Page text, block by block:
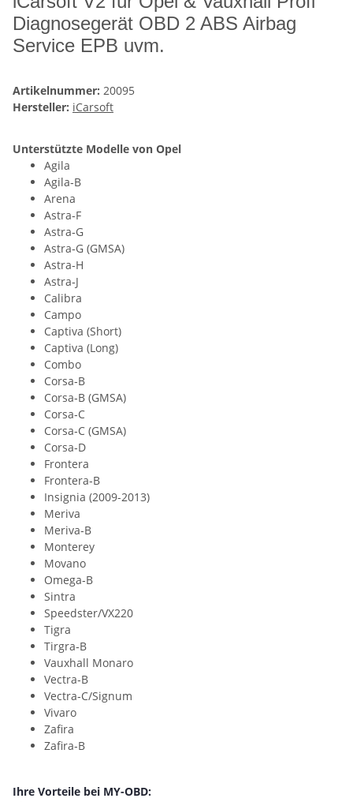
Diagnosegerät OBD 2 ABS Airbag
Service EPB uvm.
Artikelnummer: 20095
Hersteller: iCarsoft
Unterstützte Modelle von Opel
Agila
Agila‐B
Arena
Astra‐F
Astra‐G
Astra‐G (GMSA)
Astra‐H
Astra‐J
Calibra
Campo
Captiva (Short)
Captiva (Long)
Combo
Corsa‐B
Corsa‐B (GMSA)
Corsa‐C
Corsa‐C (GMSA)
Corsa‐D
Frontera
Frontera‐B
Insignia (2009-2013)
Meriva
Meriva‐B
Monterey
Movano
Omega‐B
Sintra
Speedster/VX220
Tigra
Tirgra‐B
Vauxhall Monaro
Vectra‐B
Vectra‐C/Signum
Vivaro
Zafira
Zafira‐B
Ihre Vorteile bei MY-OBD: